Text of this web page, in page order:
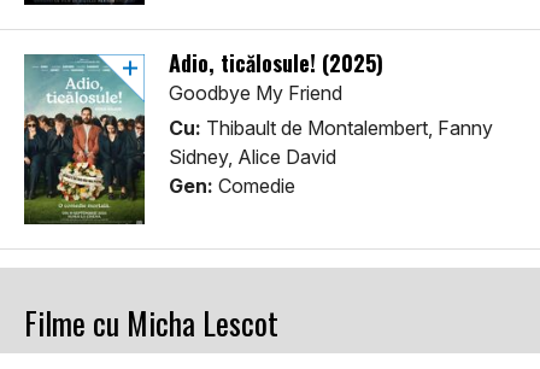
Adio, ticălosule! (2025)
Goodbye My Friend
Cu: Thibault de Montalembert, Fanny
Sidney, Alice David
Gen: Comedie
Filme cu Micha Lescot